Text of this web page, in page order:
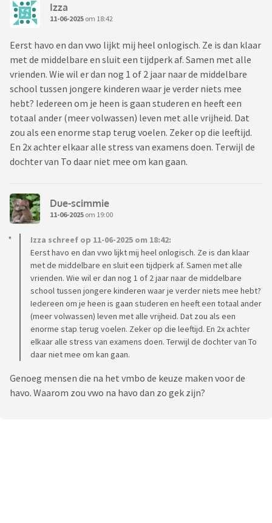
Izza
11-06-2025 om 18:42
Eerst havo en dan vwo lijkt mij heel onlogisch. Ze is dan klaar
met de middelbare en sluit een tijdperk af. Samen met alle
vrienden. Wie wil er dan nog 1 of 2 jaar naar de middelbare
school tussen jongere kinderen waar je verder niets mee
hebt? Iedereen om je heen is gaan studeren en heeft een
totaal ander (meer volwassen) leven met alle vrijheid. Dat
zou als een enorme stap terug voelen. Zeker op die leeftijd.
En 2x achter elkaar alle stress van examens doen. Terwijl de
dochter van To daar niet mee om kan gaan.
Due-scimmie
11-06-2025 om 19:00
Izza schreef op 11-06-2025 om 18:42:
Eerst havo en dan vwo lijkt mij heel onlogisch. Ze is dan klaar
met de middelbare en sluit een tijdperk af. Samen met alle
vrienden. Wie wil er dan nog 1 of 2 jaar naar de middelbare
school tussen jongere kinderen waar je verder niets mee hebt?
Iedereen om je heen is gaan studeren en heeft een totaal ander
(meer volwassen) leven met alle vrijheid. Dat zou als een
enorme stap terug voelen. Zeker op die leeftijd. En 2x achter
elkaar alle stress van examens doen. Terwijl de dochter van To
daar niet mee om kan gaan.
Genoeg mensen die na het vmbo de keuze maken voor de
havo. Waarom zou vwo na havo dan zo gek zijn?